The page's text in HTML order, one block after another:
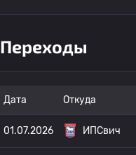
Переходы
Дата Откуда
01.07.2026 ИПСвич